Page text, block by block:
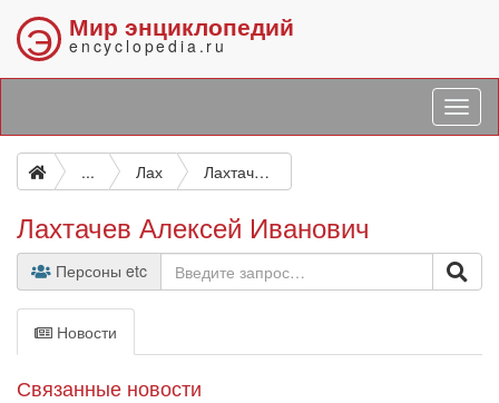
Э Мир энциклопедий
encyclopedia.ru
... Лах Лахтачев Алексей Иванович
Лахтачев Алексей Иванович
Персоны etc
Новости
Связанные новости